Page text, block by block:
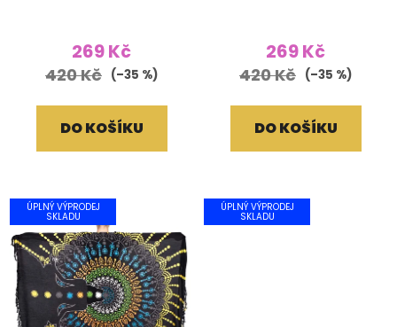
hodnocení
produktu
5,0
z
269 Kč
420 Kč (–35 %)
DO KOŠÍKU
269 Kč
420 Kč (–35 %)
DO KOŠÍKU
ÚPLNÝ VÝPRODEJ
SKLADU
ÚPLNÝ VÝPRODEJ
SKLADU